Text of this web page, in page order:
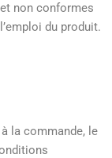
non conformes
du produit.
la commande, le